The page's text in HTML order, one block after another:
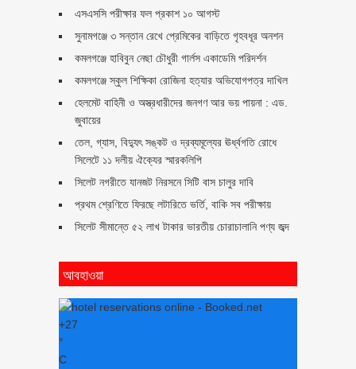
এসএসসি পরীক্ষার ফল প্রকাশ ১০ আগস্ট
সুনামগঞ্জে ৩ সন্তান রেখে প্রেমিকের বাড়িতে গৃহবধূর অনশন
কমলগঞ্জে হাবিবুন নেছা চৌধুরী গার্লস একাডেমি পরিদর্শন
কমলগঞ্জে স্কুল শিক্ষিকা রোজিনা হত্যার অভিযোগপত্র দাখিল
হেলমেট বাহিনী ও অস্ত্রধারীদের জনগণ আর ভয় পায়না : এড.
জুবায়ের
তেল, গ্যাস, বিদ্যুৎ সঙ্কট ও দ্রব্যমূল্যের ঊর্ধ্বগতি রোধে
সিলেটে ১১ দলীয় ঐক্যের স্মারকলিপি
সিলেট নগরীতে যানজট নিরসনে সিটি বাস চালুর দাবি
প্রথম শ্রেণিতে ফিরছে লটারিতে ভর্তি, বাকি সব পরীক্ষায়
সিলেট সীমান্তে ৫২ লাখ টাকার ভারতীয় চোরাচালানি পণ্য জব্দ
আবহাওয়া
+27
°
C